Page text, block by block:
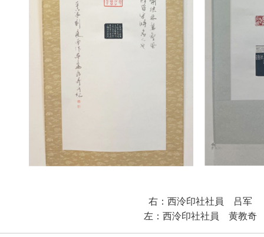
右：西泠印社社員 吕军
左：西泠印社社員 黄教奇